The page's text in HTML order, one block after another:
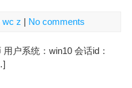
wc z No comments
户系统：win10 会话id：